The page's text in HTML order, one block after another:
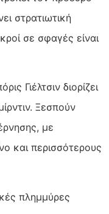
στρατιωτική
σε σφαγές είναι
Γιέλτσιν διορίζει
Ξεσπούν
με
και περισσότερους
πλημμύρες